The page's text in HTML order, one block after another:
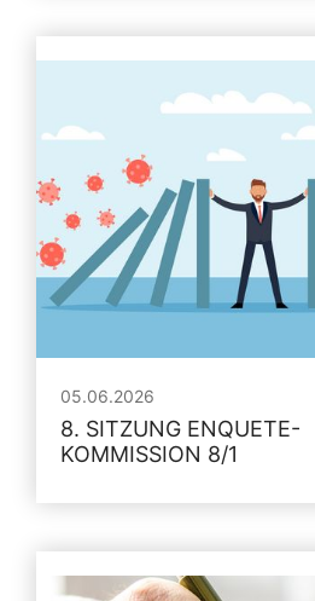
05.06.2026
8. SITZUNG ENQUETE-
KOMMISSION 8/1